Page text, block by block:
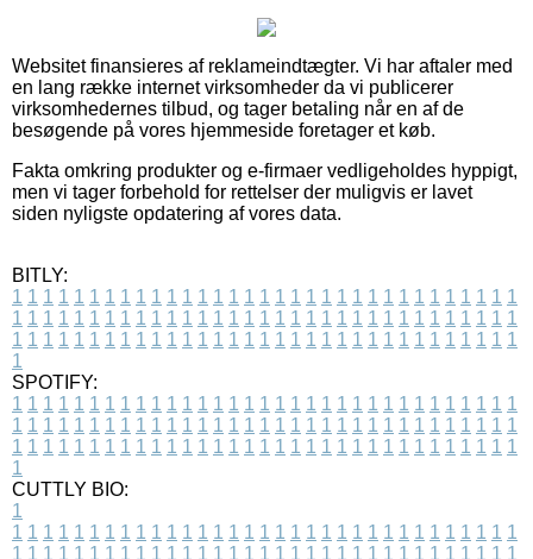
Websitet finansieres af reklameindtægter. Vi har aftaler med
en lang række internet virksomheder da vi publicerer
virksomhedernes tilbud, og tager betaling når en af de
besøgende på vores hjemmeside foretager et køb.
Fakta omkring produkter og e-firmaer vedligeholdes hyppigt,
men vi tager forbehold for rettelser der muligvis er lavet
siden nyligste opdatering af vores data.
BITLY:
1 1 1 1 1 1 1 1 1 1 1 1 1 1 1 1 1 1 1 1 1 1 1 1 1 1 1 1 1 1 1 1 1
1 1 1 1 1 1 1 1 1 1 1 1 1 1 1 1 1 1 1 1 1 1 1 1 1 1 1 1 1 1 1 1 1
1 1 1 1 1 1 1 1 1 1 1 1 1 1 1 1 1 1 1 1 1 1 1 1 1 1 1 1 1 1 1 1 1
1
SPOTIFY:
1 1 1 1 1 1 1 1 1 1 1 1 1 1 1 1 1 1 1 1 1 1 1 1 1 1 1 1 1 1 1 1 1
1 1 1 1 1 1 1 1 1 1 1 1 1 1 1 1 1 1 1 1 1 1 1 1 1 1 1 1 1 1 1 1 1
1 1 1 1 1 1 1 1 1 1 1 1 1 1 1 1 1 1 1 1 1 1 1 1 1 1 1 1 1 1 1 1 1
1
CUTTLY BIO:
1
1 1 1 1 1 1 1 1 1 1 1 1 1 1 1 1 1 1 1 1 1 1 1 1 1 1 1 1 1 1 1 1 1
1 1 1 1 1 1 1 1 1 1 1 1 1 1 1 1 1 1 1 1 1 1 1 1 1 1 1 1 1 1 1 1 1